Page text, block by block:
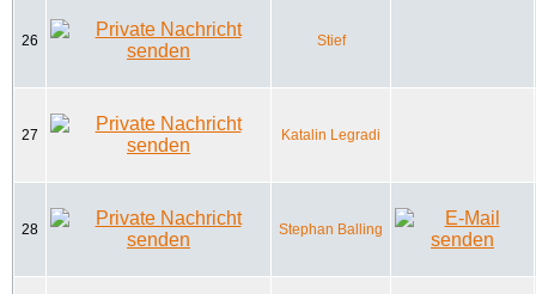
26 Stief
27 Katalin Legradi
28 Stephan Balling